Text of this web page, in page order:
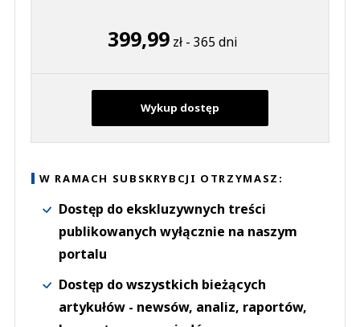
399,99zł - 365 dni
Wykup dostęp
W RAMACH SUBSKRYBCJI OTRZYMASZ:
Dostęp do ekskluzywnych treści
publikowanych wyłącznie na naszym
portalu
Dostęp do wszystkich bieżących
artykułów - newsów, analiz, raportów,